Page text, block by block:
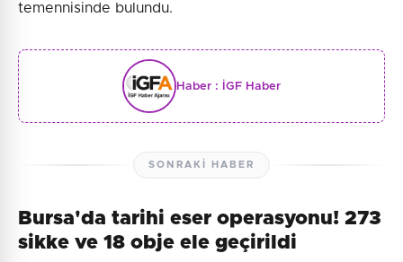
temennisinde bulundu.
Haber : İGF Haber
SONRAKI HABER
Bursa'da tarihi eser operasyonu! 273
sikke ve 18 obje ele geçirildi